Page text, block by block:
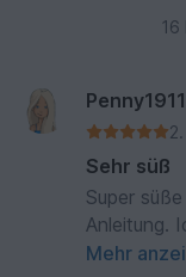
Penny1911
Sehr süß
Super
Anleitung.
da wir
Mehr